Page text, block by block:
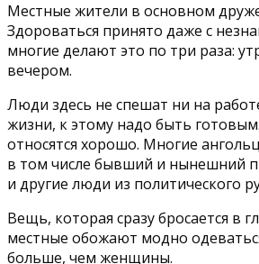
Местные жители в основном
Здороваться принято даже с
многие делают это по три раза:
вечером.
Люди здесь не спешат ни на
жизни, к этому надо быть
относятся хорошо. Многие
в том числе бывший и нынешний
и другие люди из политического
Вещь, которая сразу бросается в
местные обожают модно
больше, чем женщины.